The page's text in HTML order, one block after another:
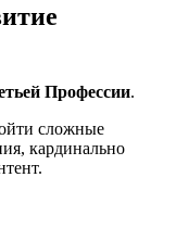
Профессии.
сложные
кардинально